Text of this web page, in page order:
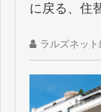
に戻る、住
ラルズネット